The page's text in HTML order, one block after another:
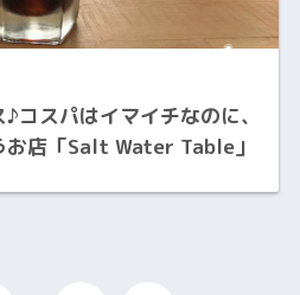
コスパはイマイチなのに、
お店「Salt Water Table」